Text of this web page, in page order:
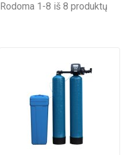
Rodoma 1-8 iš 8 produktų